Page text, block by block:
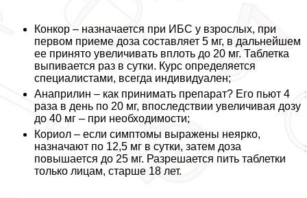
Конкор – назначается при ИБС у взрослых, при
первом приеме доза составляет 5 мг, в дальнейшем
ее принято увеличивать вплоть до 20 мг. Таблетка
выпивается раз в сутки. Курс определяется
специалистами, всегда индивидуален;
Анаприлин – как принимать препарат? Его пьют 4
раза в день по 20 мг, впоследствии увеличивая дозу
до 40 мг – при необходимости;
Кориол – если симптомы выражены неярко,
назначают по 12,5 мг в сутки, затем доза
повышается до 25 мг. Разрешается пить таблетки
только лицам, старше 18 лет.